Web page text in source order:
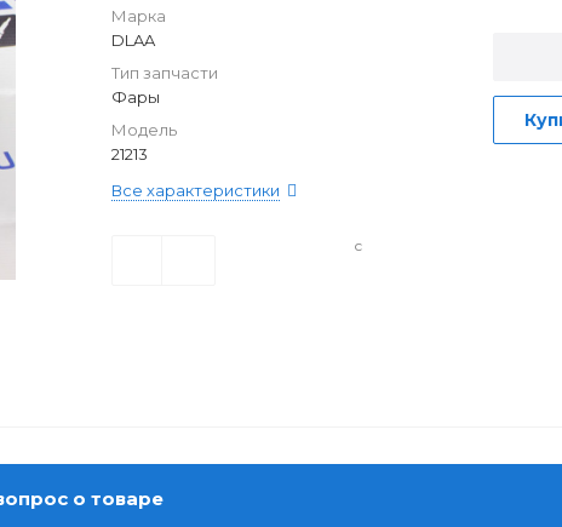
Марка
DLAA
Тип запчасти
Фары
Модель
21213
Все характеристики
с
о товаре